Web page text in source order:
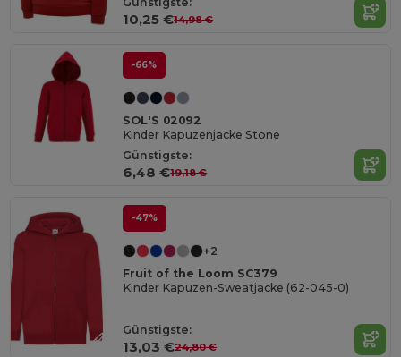
10,25 €14,98 €
-66%
SOL'S 02092
Kinder Kapuzenjacke Stone
Günstigste:
6,48 €19,18 €
-47%
+2
Fruit of the Loom SC379
Kinder Kapuzen-Sweatjacke (62-045-0)
Günstigste:
13,03 €24,80 €